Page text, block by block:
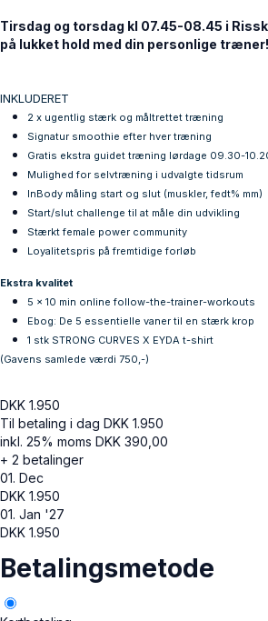
Tirsdag og torsdag kl 07.45-08.45 i
på lukket hold med din personlige træner!
INKLUDERET
2 x ugentlig stærk og måltrettet træning
Signatur smoothie efter hver træning
Gratis ekstra guidet træning lørdage 09.30-
Mulighed for selvtræning i udvalgte tidsrum
InBody måling start og slut (muskler, fedt% mm)
Start/slut challenge til at måle din udvikling
Stærkt female power community
Loyalitetspris på fremtidige forløb
Ekstra kvalitet
5 x 10 min online follow-the-trainer-workouts
Ebog: De 5 essentielle vaner til en stærk krop
1 stk STRONG CURVES X EYDA t-shirt
(Gavens samlede værdi 750,-)
DKK 1.950
Til betaling i dag DKK 1.950
inkl. 25% moms DKK 390,00
+ 2 betalinger
01. Dec
DKK 1.950
01. Jan '27
DKK 1.950
Betalingsmetode